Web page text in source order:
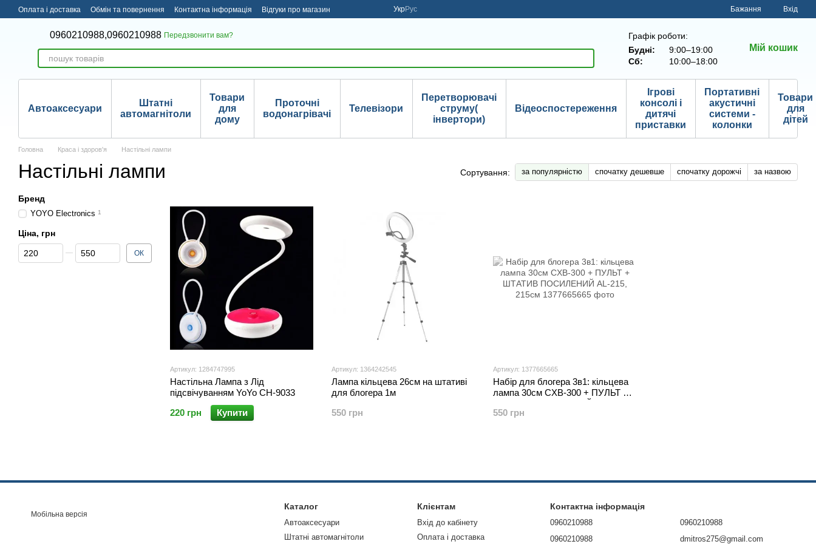
Перейти до основного контенту
Оплата і доставка Обмін та повернення Контактна інформація Відгуки про магазин УкрРус Бажання Вхід
0960210988,0960210988 Передзвонити вам?
Графік роботи:
Будні:
9:00–19:00
Сб:
10:00–18:00
Мій кошик
Автоаксесуари
Штатні
автомагнітоли
Товари
для
дому
Проточні
водонагрівачі
Телевізори
Перетворювачі
струму(
інвертори)
Відеоспостереження
Ігрові
консолі і
дитячі
приставки
Портативні
акустичні
системи -
колонки
Товари
для
дітей
Головна Краса і здоров'я Настільні лампи
Настільні лампи Сортування: за популярністю спочатку дешевше спочатку дорожчі за назвою
Артикул: 1284747995
Настільна Лампа з Лід
підсвічуванням YoYo CH-9033
220 грн
Купити
Артикул: 1364242545
Лампа кільцева 26см на штативі
для блогера 1м
550 грн
Артикул: 1377665665
Набір для блогера 3в1: кільцева
лампа 30см CXB-300 + ПУЛЬТ +
215см
550 грн
Бренд
YOYO Electronics 1
Ціна, грн
Від Ціна, грн
До Ціна, грн ОК
Мобільна версія
Каталог
Автоаксесуари
Штатні автомагнітоли
Клієнтам
Вхід до кабінету
Оплата і доставка
Контактна інформація
0960210988
0960210988
0960210988
dmitros275@gmail.com